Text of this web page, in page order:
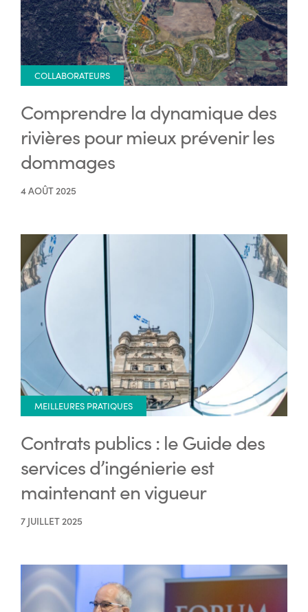
COLLABORATEURS
Comprendre la dynamique des
rivières pour mieux prévenir les
dommages
4 AOÛT 2025
MEILLEURES PRATIQUES
Contrats publics : le Guide des
services d’ingénierie est
maintenant en vigueur
7 JUILLET 2025